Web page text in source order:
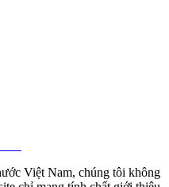
Việt Nam, chúng tôi không